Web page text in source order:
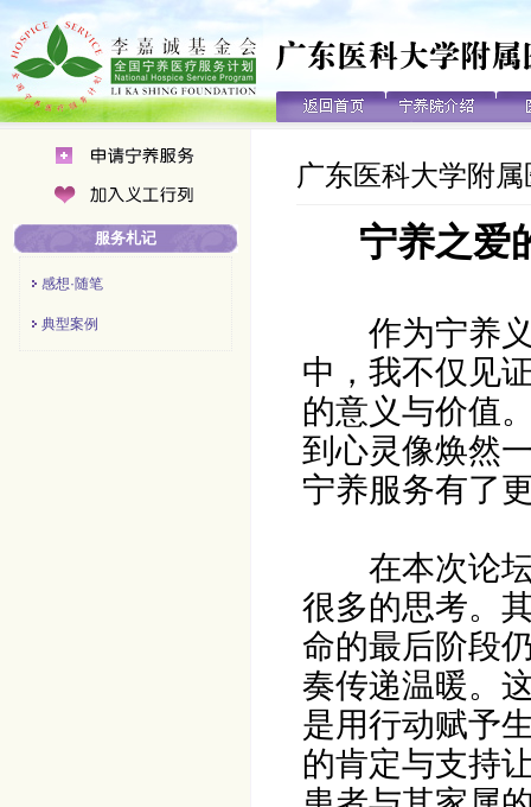
服务札记
感想·随笔
典型案例
广东医科大学附
宁养之爱
作为宁养
中，我不仅见
的意义与价值
到心灵像焕然
宁养服务有了
在本次论
很多的思考。
命的最后阶段
奏传递温暖。
是用行动赋予
的肯定与支持